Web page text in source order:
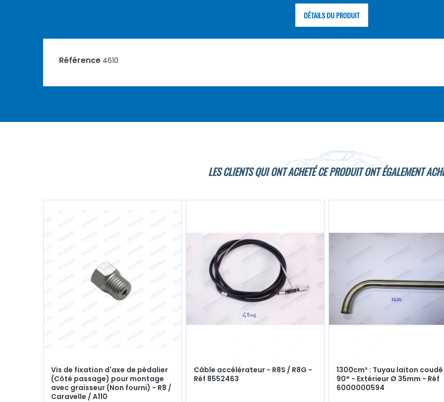
DÉTAILS DU PRODUIT
Référence 4610
LES CLIENTS QUI ONT ACHETÉ CE PRODUIT ONT ÉGALEMENT
Vis de fixation d'axe de pédalier
(Côté passage) pour montage
avec graisseur (Non fourni) - R8 /
Caravelle / A110
Câble accélérateur - R8S / R8G -
Réf 8552463
1300cm³ : Tuyau laiton
90° - Extérieur Ø 35mm - Réf
6000000594